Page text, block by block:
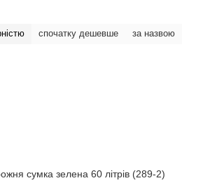
спочатку дешевше за назвою